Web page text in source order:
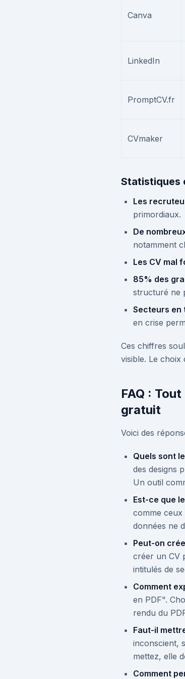
Canva
LinkedIn
PromptCV.fr
CVmaker
Statistiques
Les
primordiaux.
De
notamment
Les CV mal
85% des
structuré ne
Secteurs en
en crise
Ces chiffres
visible. Le
FAQ :
gratuit
Voici des
Quels sont
des designs
Un outil
Est-ce que
comme ceux
données ne
Peut-on
créer un CV
intitulés de
Comment
en PDF".
rendu du
Faut-il
inconscient,
mettez, elle
Comment